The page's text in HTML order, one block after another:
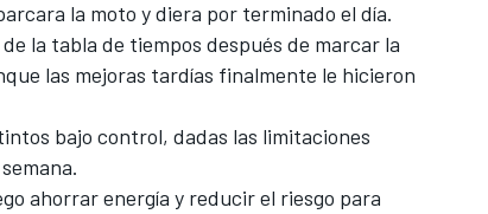
la moto y diera por terminado el día.
la tabla de tiempos después de marcar la
las mejoras tardías finalmente le hicieron
bajo control, dadas las limitaciones
ahorrar energía y reducir el riesgo para